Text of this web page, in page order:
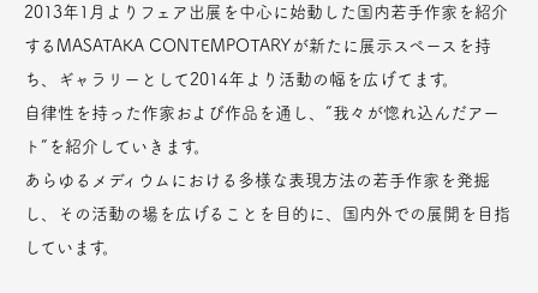
2013年1月よりフェア出展を中心に始動した国内若手作家を紹介
するMASATAKA CONTEMPOTARYが新たに展示スペースを持
ち、ギャラリーとして2014年より活動の幅を広げてます。
自律性を持った作家および作品を通し、”我々が惚れ込んだアー
ト”を紹介していきます。
あらゆるメディウムにおける多様な表現方法の若手作家を発掘
し、その活動の場を広げることを目的に、国内外での展開を目指
しています。